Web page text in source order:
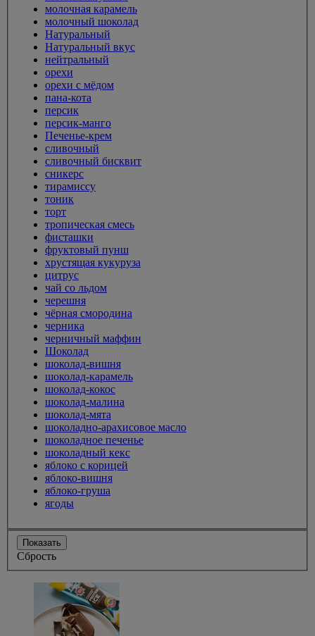
молочная карамель
молочный шоколад
Натуральный
Натуральный вкус
нейтральный
орехи
орехи с мёдом
пана-кота
персик
персик-манго
Печенье-крем
сливочный
сливочный бисквит
сникерс
тирамиссу
тоник
торт
тропическая смесь
фисташки
фруктовый пунш
хрустящая кукуруза
цитрус
чай со льдом
черешня
чёрная смородина
черника
черничный маффин
Шоколад
шоколад-вишня
шоколад-карамель
шоколад-кокос
шоколад-малина
шоколад-мята
шоколадно-арахисовое масло
шоколадное печенье
шоколадный кекс
яблоко с корицей
яблоко-вишня
яблоко-груша
ягоды
Показать
Сбрость